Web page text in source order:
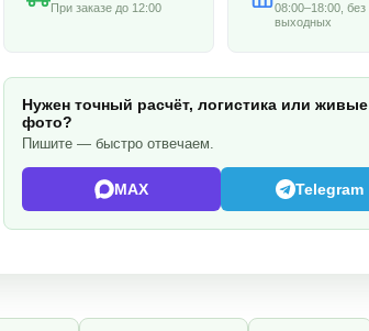
При заказе до 12:00
08:00–18:00, без
выходных
Нужен точный расчёт, логистика или живые
фото?
Пишите — быстро отвечаем.
MAX Telegram